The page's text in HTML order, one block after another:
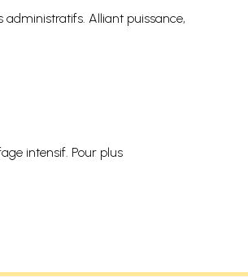
administratifs. Alliant puissance,
intensif. Pour plus